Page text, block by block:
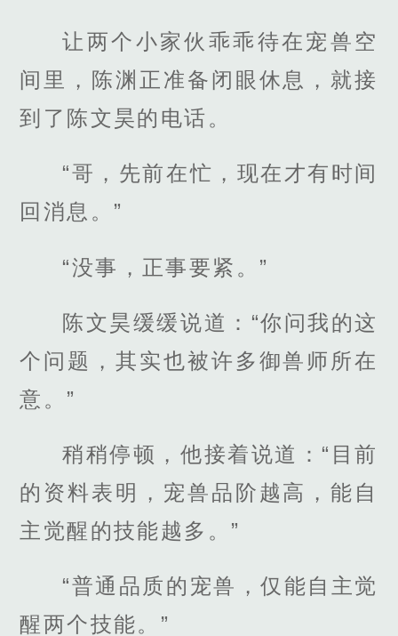
让两个小家伙乖乖待在宠兽空
间里，陈渊正准备闭眼休息，就接
到了陈文昊的电话。
“哥，先前在忙，现在才有时间
回消息。”
“没事，正事要紧。”
陈文昊缓缓说道：“你问我的这
个问题，其实也被许多御兽师所在
意。”
稍稍停顿，他接着说道：“目前
的资料表明，宠兽品阶越高，能自
主觉醒的技能越多。”
“普通品质的宠兽，仅能自主觉
醒两个技能。”